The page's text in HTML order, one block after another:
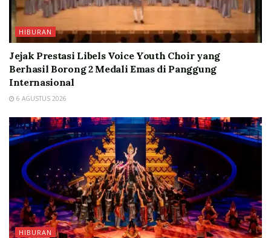
HIBURAN
Jejak Prestasi Libels Voice Youth Choir yang
Berhasil Borong 2 Medali Emas di Panggung
Internasional
6 AGUSTUS 2026
HIBURAN